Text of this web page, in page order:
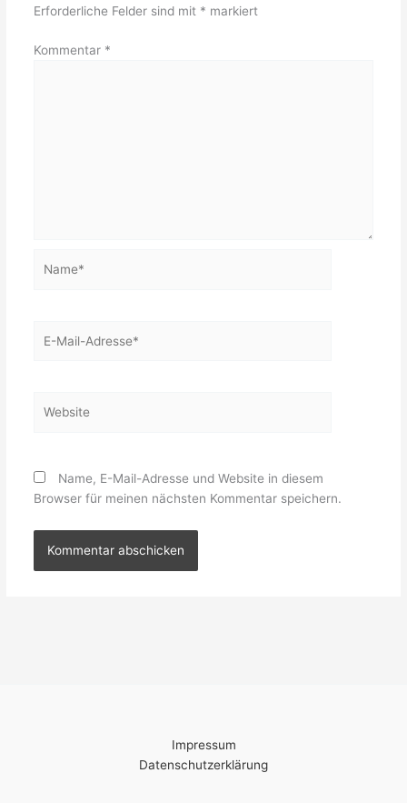
Erforderliche Felder sind mit * markiert
Kommentar *
Mail-
Name, E-Mail-Adresse und Website in diesem
Browser für meinen nächsten Kommentar speichern.
Impressum
Datenschutzerklärung